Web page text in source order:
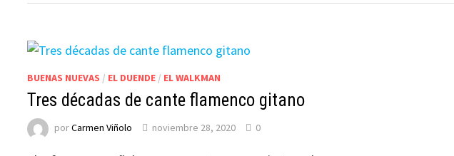
BUENAS NUEVAS / EL DUENDE / EL WALKMAN
Tres décadas de cante flamenco gitano
porCarmen Viñolo noviembre 28, 2020 0